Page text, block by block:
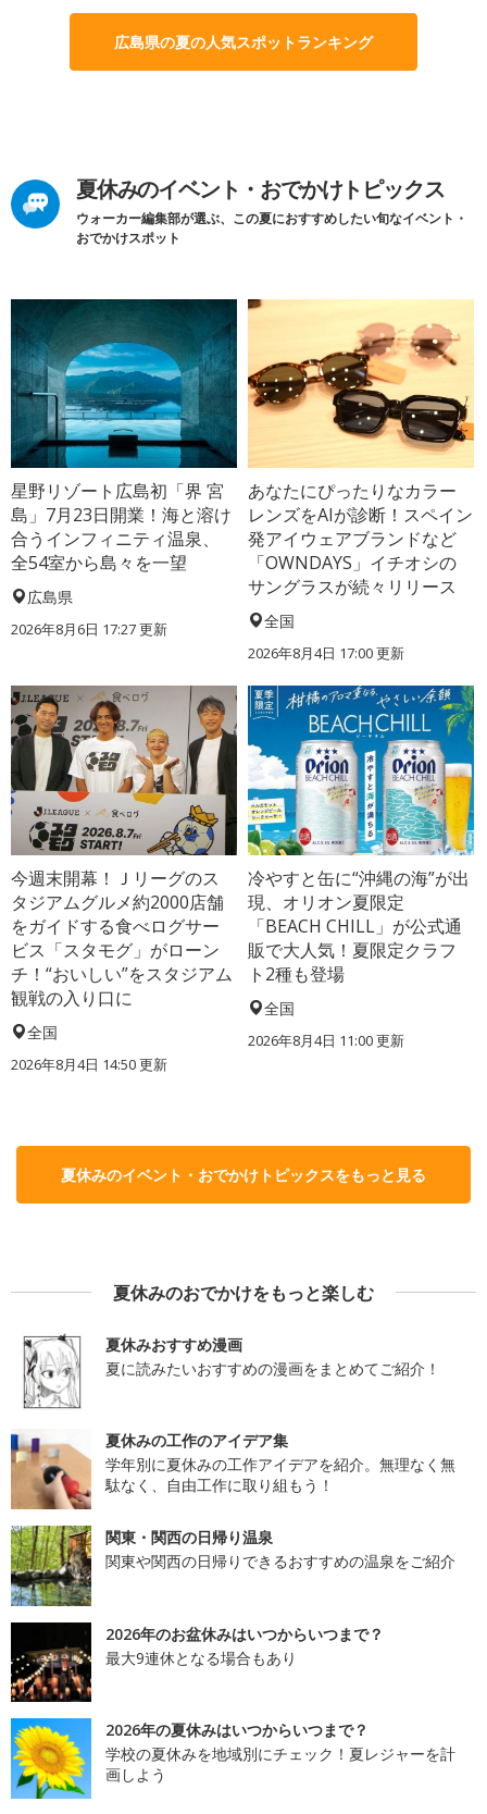
広島県の夏の人気スポットランキング
夏休みのイベント・おでかけトピックス
ウォーカー編集部が選ぶ、この夏におすすめしたい旬なイベント・
おでかけスポット
星野リゾート広島初「界 宮
島」7月23日開業！海と溶け
合うインフィニティ温泉、
全54室から島々を一望
広島県
2026年8月6日 17:27更新
あなたにぴったりなカラー
レンズをAIが診断！スペイン
発アイウェアブランドなど
「OWNDAYS」イチオシの
サングラスが続々リリース
全国
2026年8月4日 17:00更新
今週末開幕！Ｊリーグのス
タジアムグルメ約2000店舗
をガイドする食べログサー
ビス「スタモグ」がローン
チ！“おいしい”をスタジアム
観戦の入り口に
全国
2026年8月4日 14:50更新
冷やすと缶に“沖縄の海”が出
現、オリオン夏限定
「BEACH CHILL」が公式通
販で大人気！夏限定クラフ
ト2種も登場
全国
2026年8月4日 11:00更新
夏休みのイベント・おでかけトピックスをもっと見る
夏休みのおでかけをもっと楽しむ
夏休みおすすめ漫画
夏に読みたいおすすめの漫画をまとめてご紹介！
夏休みの工作のアイデア集
学年別に夏休みの工作アイデアを紹介。無理なく無
駄なく、自由工作に取り組もう！
関東・関西の日帰り温泉
関東や関西の日帰りできるおすすめの温泉をご紹介
2026年のお盆休みはいつからいつまで？
最大9連休となる場合もあり
2026年の夏休みはいつからいつまで？
学校の夏休みを地域別にチェック！夏レジャーを計
画しよう